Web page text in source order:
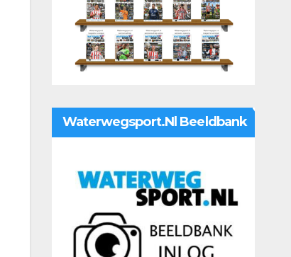
Waterwegsport.nl Beeldbank